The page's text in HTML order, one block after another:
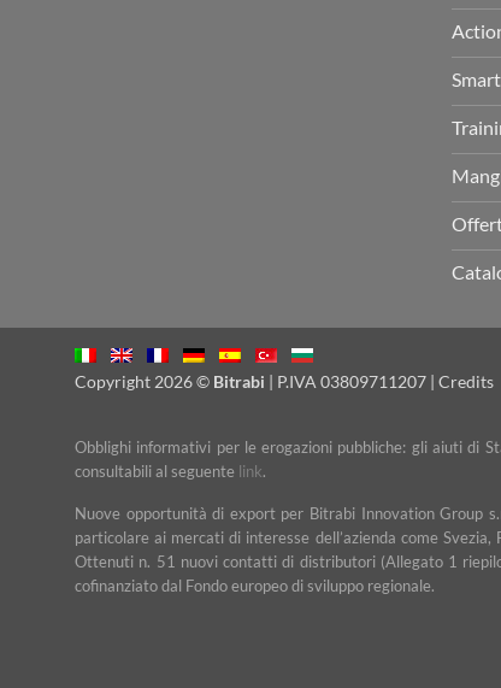
Copyright 2026 © Bitrabi | P.IVA 03809711207 | Credits
Obblighi informativi per le erogazioni pubbliche: gli aiuti di
consultabili al seguente link.
Nuove opportunità di export per Bitrabi Innovation Group
particolare ai mercati di interesse dell’azienda come
Ottenuti n. 51 nuovi contatti di distributori (Allegato 1
cofinanziato dal Fondo europeo di sviluppo regionale.